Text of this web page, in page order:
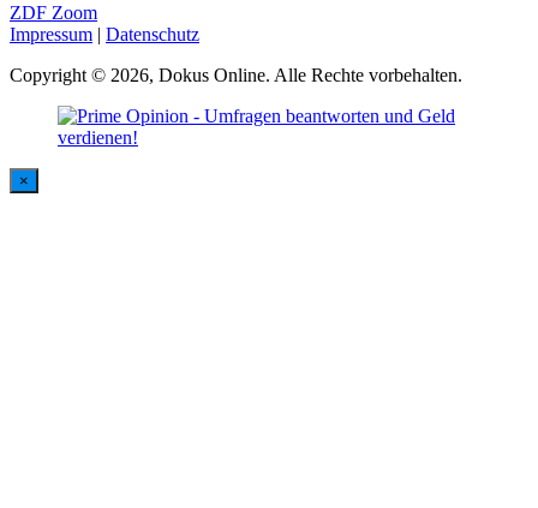
ZDF Zoom
Impressum | Datenschutz
Copyright © 2026, Dokus Online. Alle Rechte vorbehalten.
×